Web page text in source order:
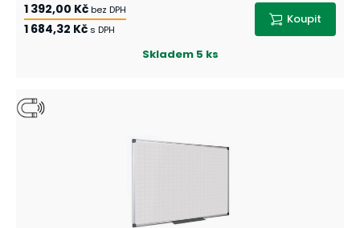
1 392,00 Kčbez DPH
1 684,32 Kč s DPH
Koupit
Skladem 5 ks